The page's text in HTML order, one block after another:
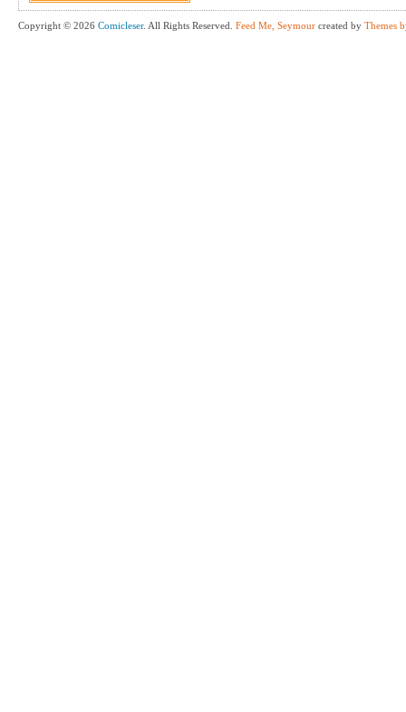
Copyright © 2026 Comicleser. All Rights Reserved. Feed Me, Seymour created by Themes